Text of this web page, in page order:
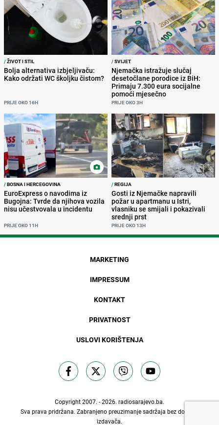
/ŽIVOT I STIL
Bolja alternativa izbjeljivaču:
Kako održati WC školjku čistom?
PRIJE OKO 16H
/SVIJET
Njemačka istražuje slučaj
desetočlane porodice iz BiH:
Primaju 7.300 eura socijalne
pomoći mjesečno
PRIJE OKO 3H
/BOSNA I HERCEGOVINA
EuroExpress o navodima iz
Bugojna: Tvrde da njihova vozila
nisu učestvovala u incidentu
PRIJE OKO 11H
/REGIJA
Gosti iz Njemačke napravili
požar u apartmanu u Istri,
vlasniku se smijali i pokazivali
srednji prst
PRIJE OKO 13H
MARKETING
IMPRESSUM
KONTAKT
PRIVATNOST
USLOVI KORIŠTENJA
Copyright 2007. - 2026. radiosarajevo.ba.
Sva prava pridržana. Zabranjeno preuzimanje sadržaja bez dozvole
izdavača.